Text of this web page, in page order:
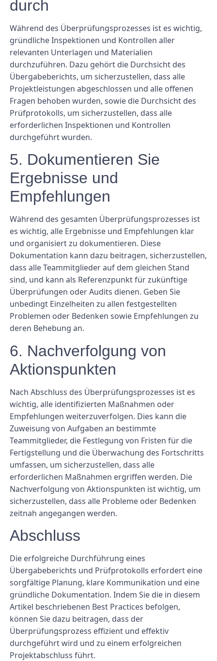
durch
Während des Überprüfungsprozesses ist es wichtig,
gründliche Inspektionen und Kontrollen aller
relevanten Unterlagen und Materialien
durchzuführen. Dazu gehört die Durchsicht des
Übergabeberichts, um sicherzustellen, dass alle
Projektleistungen abgeschlossen und alle offenen
Fragen behoben wurden, sowie die Durchsicht des
Prüfprotokolls, um sicherzustellen, dass alle
erforderlichen Inspektionen und Kontrollen
durchgeführt wurden.
5. Dokumentieren Sie
Ergebnisse und
Empfehlungen
Während des gesamten Überprüfungsprozesses ist
es wichtig, alle Ergebnisse und Empfehlungen klar
und organisiert zu dokumentieren. Diese
Dokumentation kann dazu beitragen, sicherzustellen,
dass alle Teammitglieder auf dem gleichen Stand
sind, und kann als Referenzpunkt für zukünftige
Überprüfungen oder Audits dienen. Geben Sie
unbedingt Einzelheiten zu allen festgestellten
Problemen oder Bedenken sowie Empfehlungen zu
deren Behebung an.
6. Nachverfolgung von
Aktionspunkten
Nach Abschluss des Überprüfungsprozesses ist es
wichtig, alle identifizierten Maßnahmen oder
Empfehlungen weiterzuverfolgen. Dies kann die
Zuweisung von Aufgaben an bestimmte
Teammitglieder, die Festlegung von Fristen für die
Fertigstellung und die Überwachung des Fortschritts
umfassen, um sicherzustellen, dass alle
erforderlichen Maßnahmen ergriffen werden. Die
Nachverfolgung von Aktionspunkten ist wichtig, um
sicherzustellen, dass alle Probleme oder Bedenken
zeitnah angegangen werden.
Abschluss
Die erfolgreiche Durchführung eines
Übergabeberichts und Prüfprotokolls erfordert eine
sorgfältige Planung, klare Kommunikation und eine
gründliche Dokumentation. Indem Sie die in diesem
Artikel beschriebenen Best Practices befolgen,
können Sie dazu beitragen, dass der
Überprüfungsprozess effizient und effektiv
durchgeführt wird und zu einem erfolgreichen
Projektabschluss führt.